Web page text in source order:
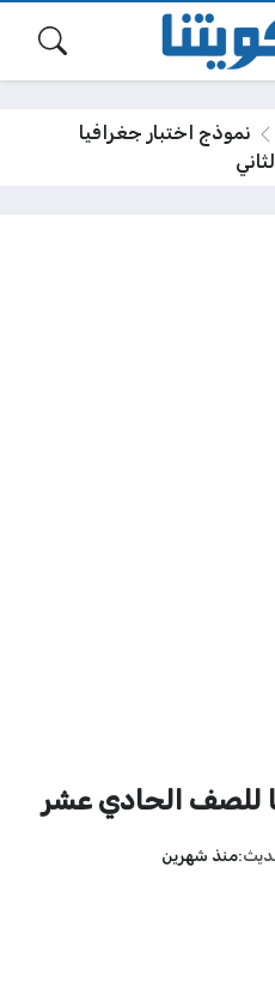
نموذج اختبار جغرافيا
للصف الحادي عشر
منذ شهرين